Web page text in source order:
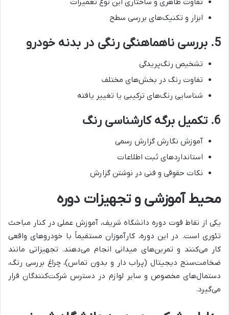
تفاوت‌ ظاهری و ساختاری این نوع تعمیرات
ابزار و تکنیک‌های بررسی سطح
5. بررسی ناهماهنگی رنگی در بدنه خودرو
تشخیص رنگ‌پریدگی
تفاوت رنگ در بخش‌های مختلف
شناسایی رنگ‌های ترکیبی یا تغییر یافته
6. تکمیل برگه کارشناسی رنگ
آموزش نگارش گزارش رسمی
استانداردهای ثبت اطلاعات
نکات حقوقی و فنی در نوشتن گزارش
محیط آموزشی و تجهیزات دوره
یکی از نقاط قوت دوره دانشگاه شریف، آموزش عملی در کنار مباحث
تئوری است. در این دوره، کارآموزان مستقیماً با خودروهای واقعی
کار می‌کنند و تمرین‌های میدانی انجام می‌دهند. تجهیزاتی مانند
ضخامت‌سنج دیجیتال (پراب دار و بدون تماس)، چراغ بررسی رنگ،
دستمال‌های مخصوص و سایر لوازم در دسترس شرکت‌کنندگان قرار
می‌گیرد.